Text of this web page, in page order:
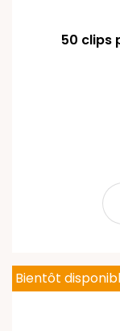
50 clips
Bientôt